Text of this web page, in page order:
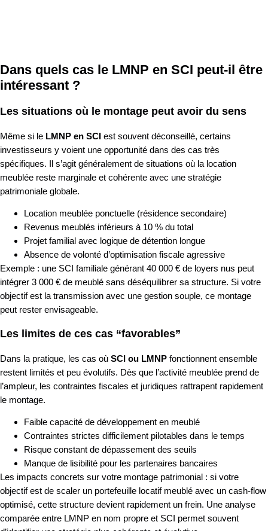
Dans quels cas le LMNP en SCI peut-il être
intéressant ?
Les situations où le montage peut avoir du sens
Même si le LMNP en SCI est souvent déconseillé, certains
investisseurs y voient une opportunité dans des cas très
spécifiques. Il s’agit généralement de situations où la location
meublée reste marginale et cohérente avec une stratégie
patrimoniale globale.
Location meublée ponctuelle (résidence secondaire)
Revenus meublés inférieurs à 10 % du total
Projet familial avec logique de détention longue
Absence de volonté d’optimisation fiscale agressive
Exemple : une SCI familiale générant 40 000 € de loyers nus peut
intégrer 3 000 € de meublé sans déséquilibrer sa structure. Si votre
objectif est la transmission avec une gestion souple, ce montage
peut rester envisageable.
Les limites de ces cas “favorables”
Dans la pratique, les cas où SCI ou LMNP fonctionnent ensemble
restent limités et peu évolutifs. Dès que l’activité meublée prend de
l’ampleur, les contraintes fiscales et juridiques rattrapent rapidement
le montage.
Faible capacité de développement en meublé
Contraintes strictes difficilement pilotables dans le temps
Risque constant de dépassement des seuils
Manque de lisibilité pour les partenaires bancaires
Les impacts concrets sur votre montage patrimonial : si votre
objectif est de scaler un portefeuille locatif meublé avec un cash-flow
optimisé, cette structure devient rapidement un frein. Une analyse
comparée entre LMNP en nom propre et SCI permet souvent